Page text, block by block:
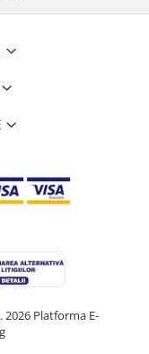
2026 Platforma E-